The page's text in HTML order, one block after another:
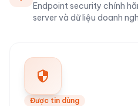
Endpoint security chính
server và dữ liệu doanh
Được tin dùng